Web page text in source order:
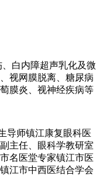
白内障超声乳化及微
视网膜脱离、糖尿病
膜炎、视神经疾病等
导师镇江康复眼科医
主任、眼科学教研室
名医堂专家镇江市医
江市中西医结合学会